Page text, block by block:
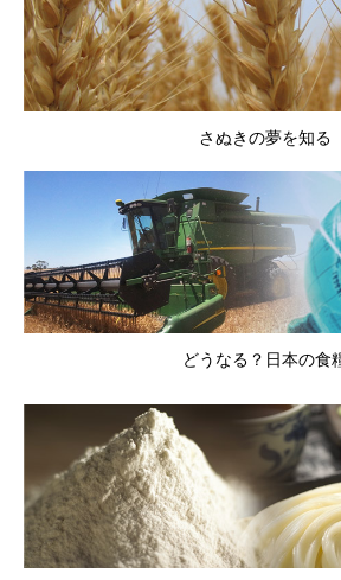
さぬきの夢を知る
どうなる？日本の食